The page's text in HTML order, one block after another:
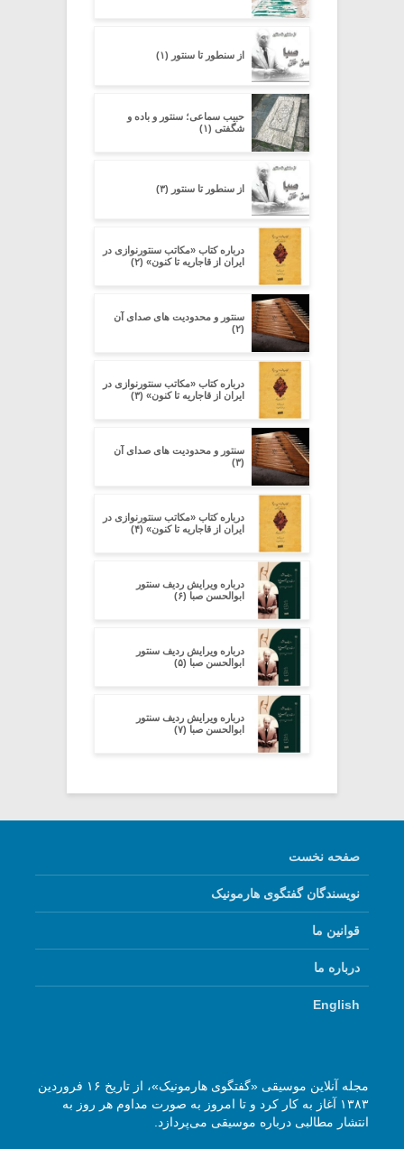
از سنطور تا سنتور (۱)
حبیب سماعی؛ سنتور و باده و
شگفتی (۱)
از سنطور تا سنتور (۳)
درباره کتاب «مکاتب سنتورنوازی در
ایران از قاجاریه تا کنون» (۲)
سنتور و محدودیت‌ های صدای آن
(۲)
درباره کتاب «مکاتب سنتورنوازی در
ایران از قاجاریه تا کنون» (۳)
سنتور و محدودیت‌ های صدای آن
(۳)
درباره کتاب «مکاتب سنتورنوازی در
ایران از قاجاریه تا کنون» (۴)
درباره ویرایش ردیف سنتور
ابوالحسن صبا (۶)
درباره ویرایش ردیف سنتور
ابوالحسن صبا (۵)
درباره ویرایش ردیف سنتور
ابوالحسن صبا (۷)
صفحه نخست
نویسندگان گفتگوی هارمونیک
قوانین ما
درباره ما
English
مجله آنلاین موسیقی «گفتگوی هارمونیک»، از تاریخ ۱۶ فروردین
۱۳۸۳ آغاز به کار کرد و تا امروز به صورت مداوم هر روز به
انتشار مطالبی درباره موسیقی می‌پردازد.